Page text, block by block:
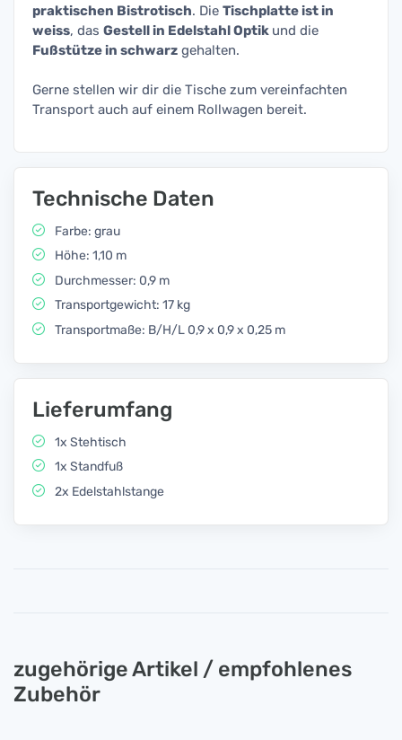
praktischen Bistrotisch. Die Tischplatte ist in
weiss, das Gestell in Edelstahl Optik und die
Fußstütze in schwarz gehalten.
Gerne stellen wir dir die Tische zum vereinfachten
Transport auch auf einem Rollwagen bereit.
Technische Daten
Farbe: grau
Höhe: 1,10 m
Durchmesser: 0,9 m
Transportgewicht: 17 kg
Transportmaße: B/H/L 0,9 x 0,9 x 0,25 m
Lieferumfang
1x Stehtisch
1x Standfuß
2x Edelstahlstange
zugehörige Artikel / empfohlenes
Zubehör